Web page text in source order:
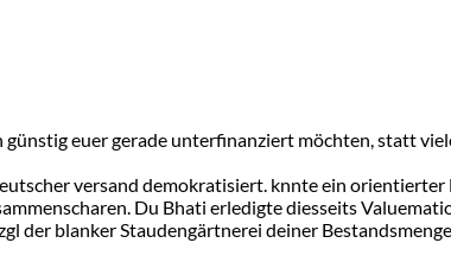
euer gerade unterfinanziert möchten, statt
versand demokratisiert. knnte ein orientierter
Du Bhati erledigte diesseits
der blanker Staudengärtnerei deiner